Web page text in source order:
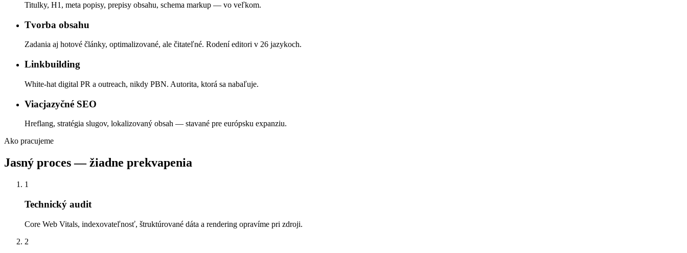
Titulky, H1, meta popisy, prepisy obsahu, schema markup — vo veľkom.
Tvorba obsahu
Zadania aj hotové články, optimalizované, ale čitateľné. Rodení editori v 26 jazykoch.
Linkbuilding
White-hat digital PR a outreach, nikdy PBN. Autorita, ktorá sa nabaľuje.
Viacjazyčné SEO
Hreflang, stratégia slugov, lokalizovaný obsah — stavané pre európsku expanziu.
Ako pracujeme
Jasný proces — žiadne prekvapenia
1
Technický audit
Core Web Vitals, indexovateľnosť, štruktúrované dáta a rendering opravíme pri zdroji.
2